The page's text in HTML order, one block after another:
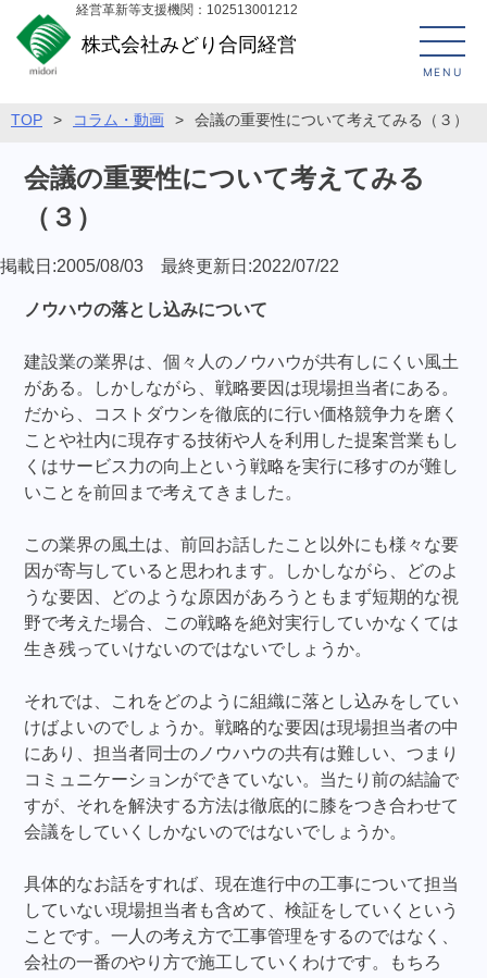
経営革新等支援機関：102513001212
株式会社みどり合同経営
MENU
TOP > コラム・動画 > 会議の重要性について考えてみる（３）
会議の重要性について考えてみる
（３）
掲載日:2005/08/03 最終更新日:2022/07/22
ノウハウの落とし込みについて
建設業の業界は、個々人のノウハウが共有しにくい風土
がある。しかしながら、戦略要因は現場担当者にある。
だから、コストダウンを徹底的に行い価格競争力を磨く
ことや社内に現存する技術や人を利用した提案営業もし
くはサービス力の向上という戦略を実行に移すのが難し
いことを前回まで考えてきました。
この業界の風土は、前回お話したこと以外にも様々な要
因が寄与していると思われます。しかしながら、どのよ
うな要因、どのような原因があろうともまず短期的な視
野で考えた場合、この戦略を絶対実行していかなくては
生き残っていけないのではないでしょうか。
それでは、これをどのように組織に落とし込みをしてい
けばよいのでしょうか。戦略的な要因は現場担当者の中
にあり、担当者同士のノウハウの共有は難しい、つまり
コミュニケーションができていない。当たり前の結論で
すが、それを解決する方法は徹底的に膝をつき合わせて
会議をしていくしかないのではないでしょうか。
具体的なお話をすれば、現在進行中の工事について担当
していない現場担当者も含めて、検証をしていくという
ことです。一人の考え方で工事管理をするのではなく、
会社の一番のやり方で施工していくわけです。もちろ